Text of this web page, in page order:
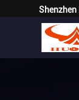
Shenzhen